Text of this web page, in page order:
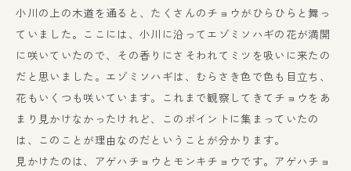
小川の上の木道を通ると、たくさんのチョウがひらひらと舞っ
ていました。ここには、小川に沿ってエゾミソハギの花が満開
に咲いていたので、その香りにさそわれてミツを吸いに来たの
だと思いました。エゾミソハギは、むらさき色で色も目立ち、
花もいくつも咲いています。これまで観察してきてチョウをあ
まり見かけなかったけれど、このポイントに集まっていたの
は、このことが理由なのだということが分かります。
見かけたのは、アゲハチョウとモンキチョウです。アゲハチョ